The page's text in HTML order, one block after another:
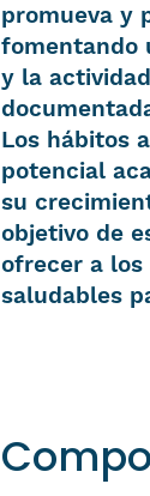
promueva y
fomentando
y la
Los hábitos
potencial
su
objetivo de
ofrecer a
saludables